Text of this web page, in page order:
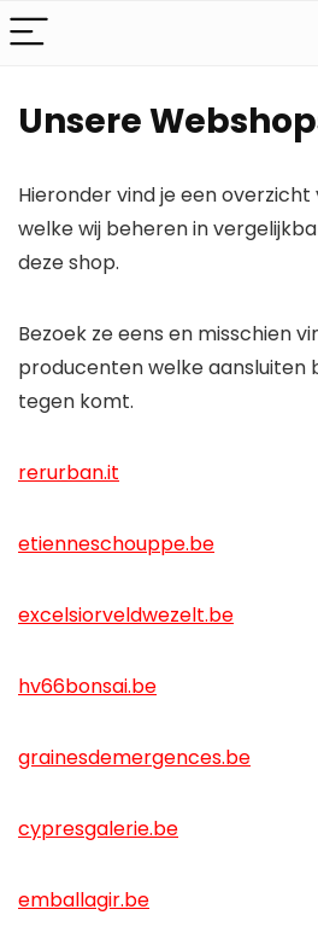
Unsere
Hieronder vind je een
welke wij beheren in
deze shop.
Bezoek ze eens en misschien
producenten welke aansluiten
tegen komt.
rerurban.it
etienneschouppe.be
excelsiorveldwezelt.be
hv66bonsai.be
grainesdemergences.be
cypresgalerie.be
emballagir.be